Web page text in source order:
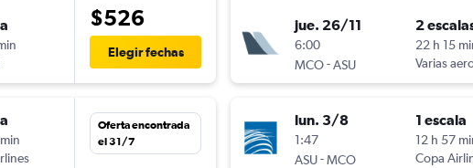
$526
Elegir fechas
Oferta encontrada
el 31/7
jue. 26/11
6:00
MCO-ASU
2
22 h 15
Varias
lun. 3/8
1:47
ASU-MCO
1 escala
12 h 57
Copa